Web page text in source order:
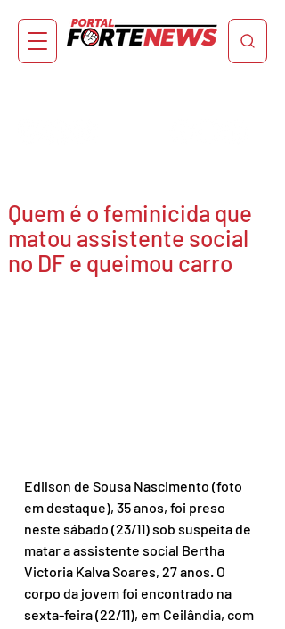
Quem é o feminicida que
matou assistente social
no DF e queimou carro
Edilson de Sousa Nascimento (foto
em destaque), 35 anos, foi preso
neste sábado (23/11) sob suspeita de
matar a assistente social Bertha
Victoria Kalva Soares, 27 anos. O
corpo da jovem foi encontrado na
sexta-feira (22/11), em Ceilândia, com